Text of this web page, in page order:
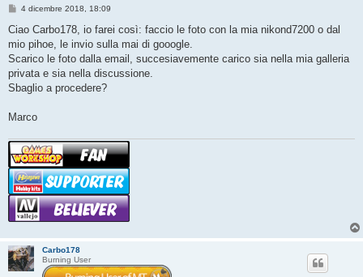
M
s
a
g
i
o
4 dicembre 2018, 18:09
Ciao Carbo178, io farei così: faccio le foto con la mia nikond7200 o dal
mio pihoe, le invio sulla mai di gooogle.
Scarico le foto dalla email, succesiavemente carico sia nella mia galleria
privata e sia nella discussione.
Sbaglio a procedere?
Marco
Carbo178
Burning User